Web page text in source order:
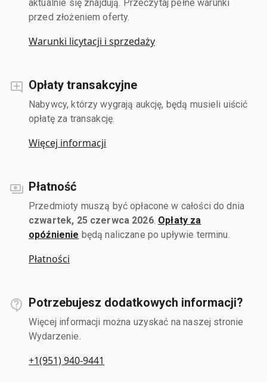
aktualnie się znajdują. Przeczytaj pełne warunki
przed złożeniem oferty.
Warunki licytacji i sprzedaży
Opłaty transakcyjne
Nabywcy, którzy wygrają aukcję, będą musieli uiścić
opłatę za transakcję.
Więcej informacji
Płatność
Przedmioty muszą być opłacone w całości do dnia
czwartek, 25 czerwca 2026. Opłaty za
opóźnienie będą naliczane po upływie terminu.
Płatności
Potrzebujesz dodatkowych informacji?
Więcej informacji można uzyskać na naszej stronie
Wydarzenie.
+1(951) 940-9441